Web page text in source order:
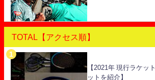
TOTAL【アクセス順】
【2021年 現行ラケッ
ットを紹介】